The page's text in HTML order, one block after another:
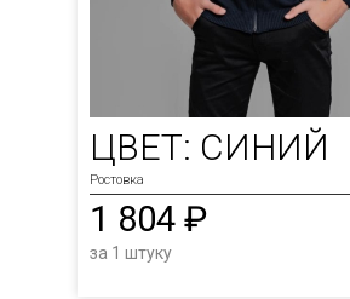
ЦВЕТ: СИНИЙ
Ростовка
1 804 ₽
за 1 штуку